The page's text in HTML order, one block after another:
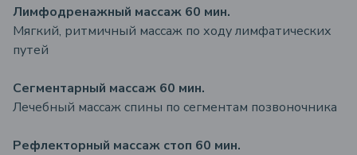
Лимфодренажный массаж 60 мин.
Мягкий, ритмичный массаж по ходу лимфатических
путей
Сегментарный массаж 60 мин.
Лечебный массаж спины по сегментам позвоночника
Рефлекторный массаж стоп 60 мин.